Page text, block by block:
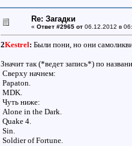
Re: Загадки
« Ответ #2965 от06.12.2012 в
2Kestrel: Были пони, но они
Значит так (*ведет запись*) по
Сверху начнем:
Papaton.
MDK.
Чуть ниже:
Alone in the Dark.
Quake 4.
Sin.
Soldier of Fortune.